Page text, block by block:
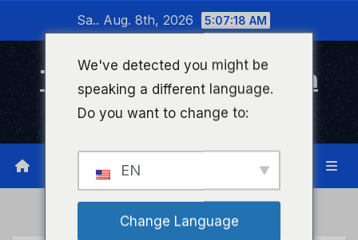
wechseln
Sa.. Aug. 8th, 2026 5:07:18 AM
Timeline Bad Kreuznach
Infonetzwerk für Bad Kreuznach
We've detected you might be
speaking a different language.
Do you want to change to:
EN
Change Language